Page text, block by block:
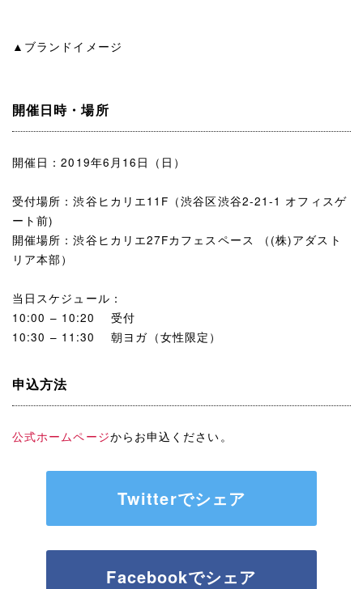
▲ブランドイメージ
開催日時・場所
開催日：2019年6月16日（日）
受付場所：渋谷ヒカリエ11F（渋谷区渋谷2-21-1 オフィスゲ
ート前)
開催場所：渋谷ヒカリエ27Fカフェスペース （(株)アダスト
リア本部）
当日スケジュール：
10:00 – 10:20 受付
10:30 – 11:30 朝ヨガ（女性限定）
申込方法
公式ホームページからお申込ください。
Twitterでシェア
Facebookでシェア